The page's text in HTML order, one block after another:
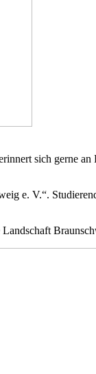
sich gerne
e. V.“.